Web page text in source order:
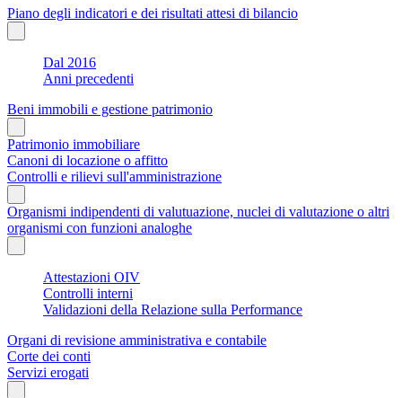
Piano degli indicatori e dei risultati attesi di bilancio
Dal 2016
Anni precedenti
Beni immobili e gestione patrimonio
Patrimonio immobiliare
Canoni di locazione o affitto
Controlli e rilievi sull'amministrazione
Organismi indipendenti di valutuazione, nuclei di valutazione o altri
organismi con funzioni analoghe
Attestazioni OIV
Controlli interni
Validazioni della Relazione sulla Performance
Organi di revisione amministrativa e contabile
Corte dei conti
Servizi erogati